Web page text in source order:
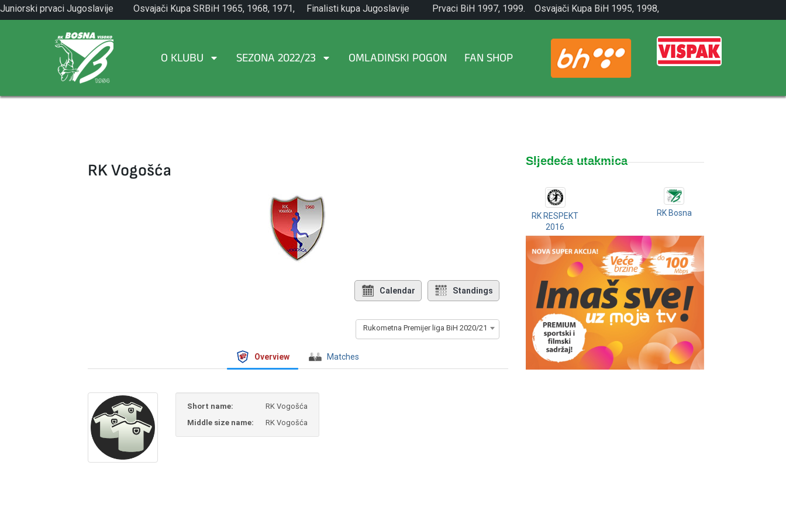
Skip
to
Juniorski prvaci Jugoslavije
1971.
Osvajači Kupa SRBiH 1965, 1968, 1971,
1982.
Finalisti kupa Jugoslavije
1965.
Prvaci BiH 1997, 1999.
Osvajači Kupa BiH 1995, 1998,
2001.
O KLUBU SEZONA 2022/23 OMLADINSKI POGON FAN SHOP
RK Vogošća
Calendar Standings
Rukometna Premijer liga BiH 2020/21
Overview Matches
Short name:
RK Vogošća
Middle size name:
RK Vogošća
Sljedeća utakmica
RK RESPEKT
2016
RK Bosna